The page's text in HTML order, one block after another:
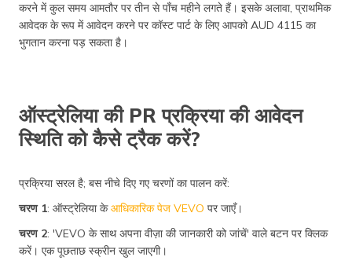
करने में कुल समय आमतौर पर तीन से पाँच महीने लगते हैं। इसके अलावा, प्राथमिक
आवेदक के रूप में आवेदन करने पर कॉस्ट पार्ट के लिए आपको AUD 4115 का
भुगतान करना पड़ सकता है।
ऑस्ट्रेलिया की PR प्रक्रिया की आवेदन
स्थिति को कैसे ट्रैक करें?
प्रक्रिया सरल है; बस नीचे दिए गए चरणों का पालन करें:
चरण 1: ऑस्ट्रेलिया केआधिकारिक पेज VEVO पर जाएँ।
चरण 2: 'VEVO के साथ अपना वीज़ा की जानकारी को जांचें' वाले बटन पर क्लिक
करें। एक पूछताछ स्क्रीन खुल जाएगी।